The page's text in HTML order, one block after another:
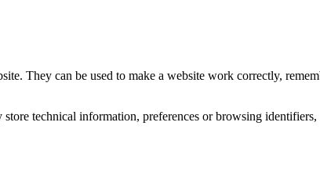
They can be used to make a website work correctly,
technical information, preferences or browsing